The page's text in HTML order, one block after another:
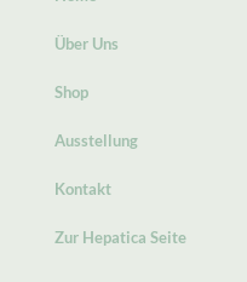
Über Uns
Shop
Ausstellung
Kontakt
Zur Hepatica Seite